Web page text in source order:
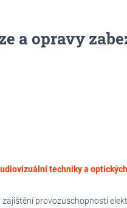
a opravy
techniky a
provozuschopnosti